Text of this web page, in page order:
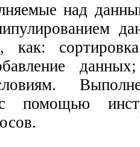
над
как:
помощью